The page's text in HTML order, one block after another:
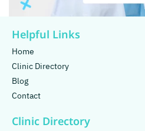
Helpful Links
Home
Clinic Directory
Blog
Contact
Clinic Directory